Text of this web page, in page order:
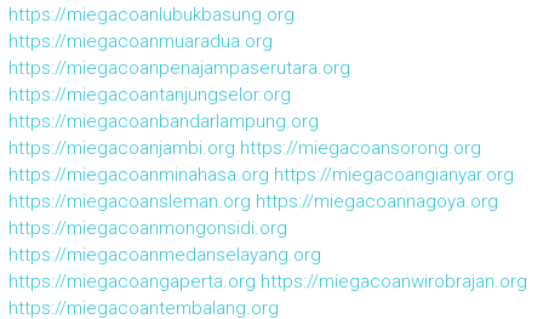
https://miegacoanlubukbasung.org
https://miegacoanmuaradua.org
https://miegacoanpenajampaserutara.org
https://miegacoantanjungselor.org
https://miegacoanbandarlampung.org
https://miegacoanjambi.org https://miegacoansorong.org
https://miegacoanminahasa.org https://miegacoangianyar.org
https://miegacoansleman.org https://miegacoannagoya.org
https://miegacoanmongonsidi.org
https://miegacoanmedanselayang.org
https://miegacoangaperta.org https://miegacoanwirobrajan.org
https://miegacoantembalang.org